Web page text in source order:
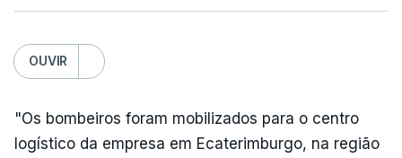
OUVIR
"Os bombeiros foram mobilizados para o centro
logístico da empresa em Ecaterimburgo, na região